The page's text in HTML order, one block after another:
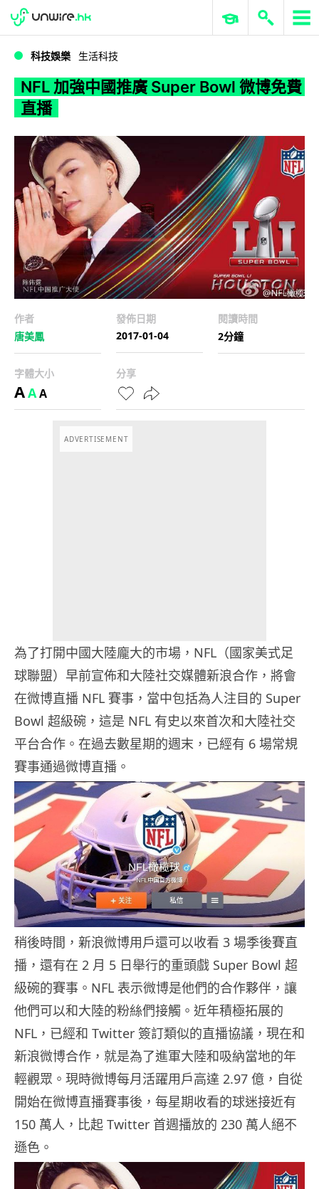
WWDC 2026 ERP 與商業 AI
科技娛樂 生活科技
NFL 加強中國推廣 Super Bowl 微博免費
直播
作者
唐美鳳
發佈日期
2017-01-04
閱讀時間
2分鐘
字體大小
AAA
分享
ADVERTISEMENT
為了打開中國大陸龐大的市場，NFL（國家美式足
球聯盟）早前宣佈和大陸社交媒體新浪合作，將會
在微博直播 NFL 賽事，當中包括為人注目的 Super
Bowl 超級碗，這是 NFL 有史以來首次和大陸社交
平台合作。在過去數星期的週末，已經有 6 場常規
賽事通過微博直播。
稍後時間，新浪微博用戶還可以收看 3 場季後賽直
播，還有在 2 月 5 日舉行的重頭戲 Super Bowl 超
級碗的賽事。NFL 表示微博是他們的合作夥伴，讓
他們可以和大陸的粉絲們接觸。近年積極拓展的
NFL，已經和 Twitter 簽訂類似的直播協議，現在和
新浪微博合作，就是為了進軍大陸和吸納當地的年
輕觀眾。現時微博每月活躍用戶高達 2.97 億，自從
開始在微博直播賽事後，每星期收看的球迷接近有
150 萬人，比起 Twitter 首週播放的 230 萬人絕不
遜色。